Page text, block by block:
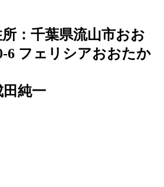
：千葉県流山市おお
6 フェリシアおおたか
田純一